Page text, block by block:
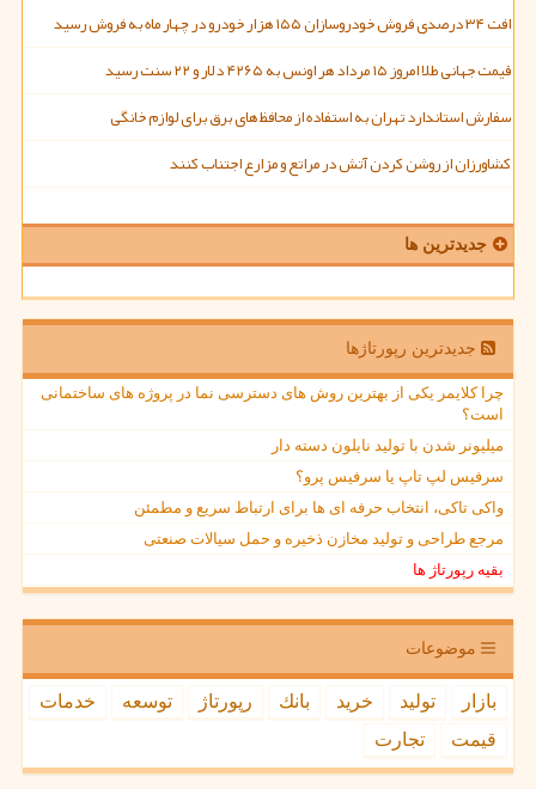
افت ۳۴ درصدی فروش خودروسازان ۱۵۵ هزار خودرو در چهار ماه به فروش رسید
قیمت جهانی طلا امروز ۱۵ مرداد هر اونس به ۴۲۶۵ دلار و ۲۲ سنت رسید
سفارش استاندارد تهران به استفاده از محافظ های برق برای لوازم خانگی
کشاورزان از روشن کردن آتش در مراتع و مزارع اجتناب کنند
جدیدترین ها
جدیدترین رپورتاژها
چرا کلایمر یکی از بهترین روش های دسترسی نما در پروژه های ساختمانی
است؟
میلیونر شدن با تولید نایلون دسته دار
سرفیس لپ تاپ یا سرفیس پرو؟
واکی تاکی، انتخاب حرفه ای ها برای ارتباط سریع و مطمئن
مرجع طراحی و تولید مخازن ذخیره و حمل سیالات صنعتی
بقیه رپورتاژ ها
موضوعات
بازار تولید خرید بانك رپورتاژ توسعه
خدمات
قیمت
تجارت